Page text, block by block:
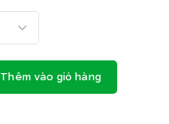
Thêm vào giỏ hàng